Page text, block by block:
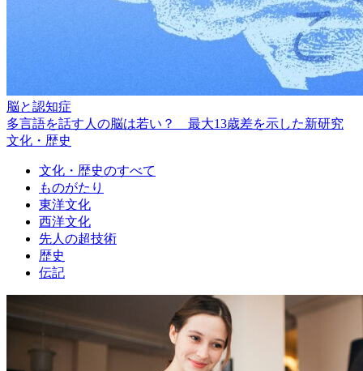
脳と認知症
多言語を話す人の脳は若い？ 最大13歳差を示した新研究
文化・歴史
文化・歴史のすべて
ものがたり
東洋文化
西洋文化
先人の超技術
歴史
伝記